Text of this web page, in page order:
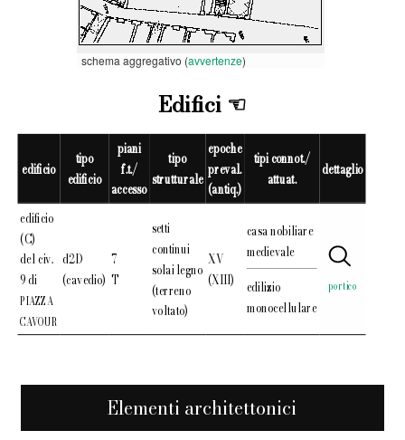
schema aggregativo (avvertenze)
Edifici
edificio
tipo
edificio
piani
f.t./
accesso
tipo
strutturale
epoche
preval.
(antiq.)
tipi connot./
attuat. dettaglio
edificio
(C)
del civ.
9 di
PIAZZA
CAVOUR
d2D
(cavedio)
7
T
setti
continui
solai legno
(terreno
voltato)
XV
(XIII)
casa nobiliare
medievale
edilizio
monocellulare
portico
Elementi architettonici